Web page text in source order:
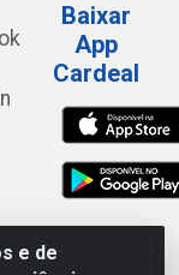
e de
Baixar
App
Cardeal
582 - Alto